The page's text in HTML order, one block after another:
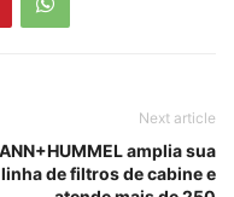
Next article
amplia sua
linha de filtros de cabine e